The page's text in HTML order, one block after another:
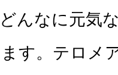
んなに元気
す。テロメ